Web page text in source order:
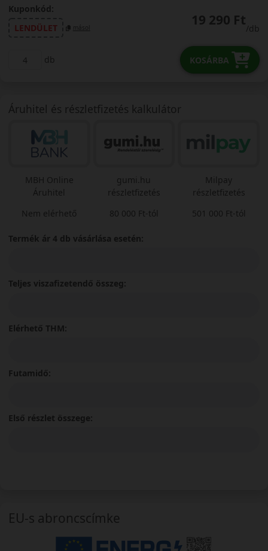
Kuponkód:
LENDÜLET
másol 19 290 Ft
/db
db KOSÁRBA
Áruhitel és részletfizetés kalkulátor
MBH Online
Áruhitel
Nem elérhető
gumi.hu
részletfizetés
80 000 Ft-tól
Milpay
részletfizetés
501 000 Ft-tól
Termék ár 4 db vásárlása esetén:
Teljes viszafizetendő összeg:
Elérhető THM:
Futamidő:
Első részlet összege:
EU-s abroncscímke